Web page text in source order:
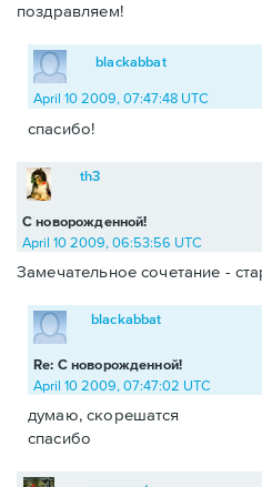
поздравляем!
blackabbat
April 10 2009, 07:47:48 UTC
спасибо!
С новорожденной!
th3
April 10 2009, 06:53:56 UTC
Замечательное сочетание -
Re: С новорожденной!
blackabbat
April 10 2009, 07:47:02 UTC
думаю, скорешатся
спасибо